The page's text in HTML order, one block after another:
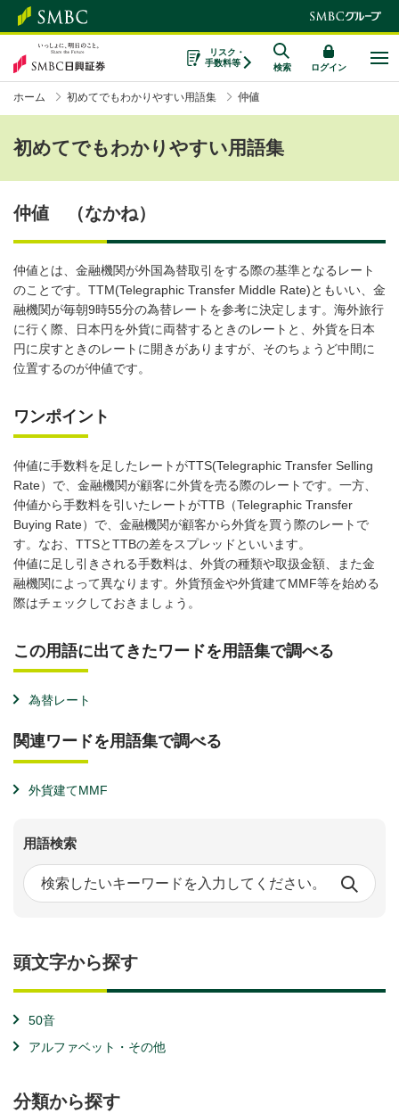
リスク・
手数料等
検索 ログイン
ホーム 初めてでもわかりやすい用語集 仲値
初めてでもわかりやすい用語集
仲値 （なかね）
仲値とは、金融機関が外国為替取引をする際の基準となるレート
のことです。TTM(Telegraphic Transfer Middle Rate)ともいい、金
融機関が毎朝9時55分の為替レートを参考に決定します。海外旅行
に行く際、日本円を外貨に両替するときのレートと、外貨を日本
円に戻すときのレートに開きがありますが、そのちょうど中間に
位置するのが仲値です。
ワンポイント
仲値に手数料を足したレートがTTS(Telegraphic Transfer Selling
Rate）で、金融機関が顧客に外貨を売る際のレートです。一方、
仲値から手数料を引いたレートがTTB（Telegraphic Transfer
Buying Rate）で、金融機関が顧客から外貨を買う際のレートで
す。なお、TTSとTTBの差をスプレッドといいます。
仲値に足し引きされる手数料は、外貨の種類や取扱金額、また金
融機関によって異なります。外貨預金や外貨建てMMF等を始める
際はチェックしておきましょう。
この用語に出てきたワードを用語集で調べる
為替レート
関連ワードを用語集で調べる
外貨建てMMF
用語検索
頭文字から探す
50音
アルファベット・その他
分類から探す